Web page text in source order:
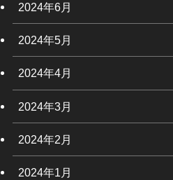
2024年6月
2024年5月
2024年4月
2024年3月
2024年2月
2024年1月